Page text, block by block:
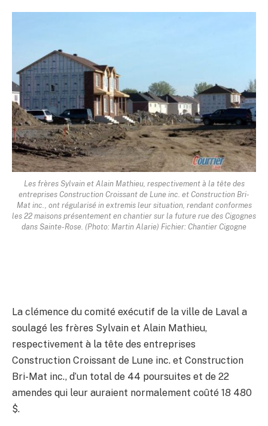
Les frères Sylvain et Alain Mathieu, respectivement à la tête des
entreprises Construction Croissant de Lune inc. et Construction Bri-
Mat inc., ont régularisé in extremis leur situation, rendant conformes
les 22 maisons présentement en chantier sur la future rue des Cigognes
dans Sainte-Rose. (Photo: Martin Alarie) Fichier: Chantier Cigogne
La clémence du comité exécutif de la ville de Laval a
soulagé les frères Sylvain et Alain Mathieu,
respectivement à la tête des entreprises
Construction Croissant de Lune inc. et Construction
Bri-Mat inc., d’un total de 44 poursuites et de 22
amendes qui leur auraient normalement coûté 18 480
$.